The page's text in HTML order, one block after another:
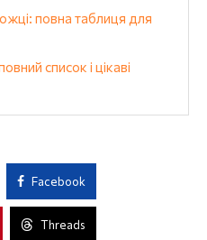
повна таблиця для
список і цікаві
Facebook
Threads